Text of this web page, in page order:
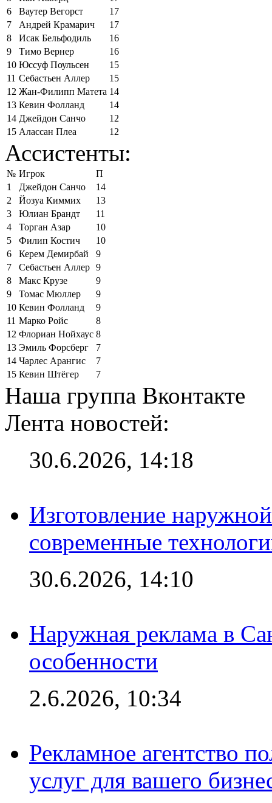
6
Ваутер Вегорст
17
7
Андрей Крамарич
17
8
Исак Бельфодиль
16
9
Тимо Вернер
16
10 Юссуф Поульсен
15
11 Себастьен Аллер
15
12 Жан-Филипп Матета 14
13 Кевин Фолланд
14
14 Джейдон Санчо
12
15 Алассан Плеа 12
Ассистенты:
№ Игрок
П
1
Джейдон Санчо
14
2
Йозуа Киммих
13
3
Юлиан Брандт
11
4
Торган Азар
10
5
Филип Костич
10
6
Керем Демирбай
9
7
Себастьен Аллер 9
8
Макс Крузе
9
9
Томас Мюллер
9
10 Кевин Фолланд
9
11 Марко Ройс
8
12 Флориан Нойхаус 8
13 Эмиль Форсберг
7
14 Чарлес Арангис
7
15 Кевин Штёгер 7
Наша группа Вконтакте
Лента новостей:
30.6.2026, 14:18
Изготовление
современные
30.6.2026, 14:10
Наружная реклама в
особенности
2.6.2026, 10:34
Рекламное агентство
услуг для вашего